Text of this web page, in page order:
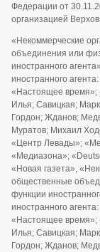
Федерации от
организацией
«Некоммерческие
объединения или
иностранного
иностранного
«Настоящее время»;
Илья; Савицкая;
Гордон; Жданов;
Муратов; Михаил
«Центр Левады»;
«Медиазона»;
«Новая газета»,
общественные
функции
иностранного
«Настоящее время»;
Илья; Савицкая;
Гордон; Жданов;